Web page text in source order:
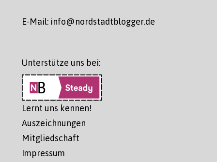
E-Mail: info@nordstadtblogger.de
Unterstütze uns bei:
Lernt uns kennen!
Auszeichnungen
Mitgliedschaft
Impressum